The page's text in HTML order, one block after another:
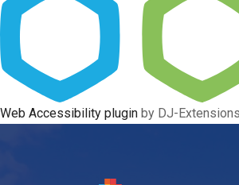
Web Accessibility plugin by DJ-